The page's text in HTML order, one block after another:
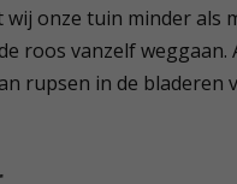
wij onze tuin minder als
roos vanzelf
rupsen in de bladeren